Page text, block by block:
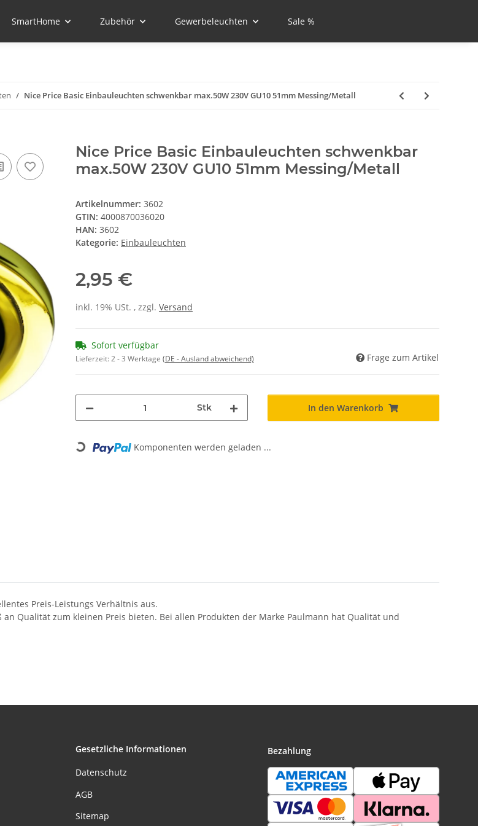
SmartHome Zubehör Gewerbeleuchten Sale %
Nice Price Basic Einbauleuchten schwenkbar max.50W 230V GU10 51mm Messing/Metall
Nice Price Basic Einbauleuchten schwenkbar
max.50W 230V GU10 51mm Messing/Metall
Artikelnummer: 3602
GTIN: 4000870036020
HAN: 3602
Kategorie: Einbauleuchten
2,95 €
inkl. 19% USt. , zzgl. Versand
Sofort verfügbar
Lieferzeit:2 - 3 Werktage (DE - Ausland abweichend) Frage zum Artikel
Stk In den Warenkorb
Loading... Komponenten werden geladen ...
Preis-Leistungs Verhältnis aus.
Qualität zum kleinen Preis bieten. Bei allen Produkten der Marke Paulmann hat Qualität und
Gesetzliche Informationen
Datenschutz
AGB
Sitemap
Bezahlung